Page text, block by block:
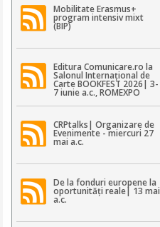
Mobilitate Erasmus+
program intensiv mixt
(BIP)
Editura Comunicare.ro la
Salonul Internațional de
Carte BOOKFEST 2026| 3-
7 iunie a.c., ROMEXPO
CRPtalks| Organizare de
Evenimente - miercuri 27
mai a.c.
De la fonduri europene la
oportunități reale| 13 mai
a.c.